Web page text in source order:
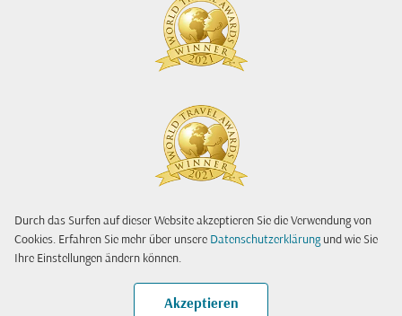
Durch das Surfen auf dieser Website akzeptieren Sie die Verwendung von
Cookies. Erfahren Sie mehr über unsere Datenschutzerklärung und wie Sie
Ihre Einstellungen ändern können.
Akzeptieren